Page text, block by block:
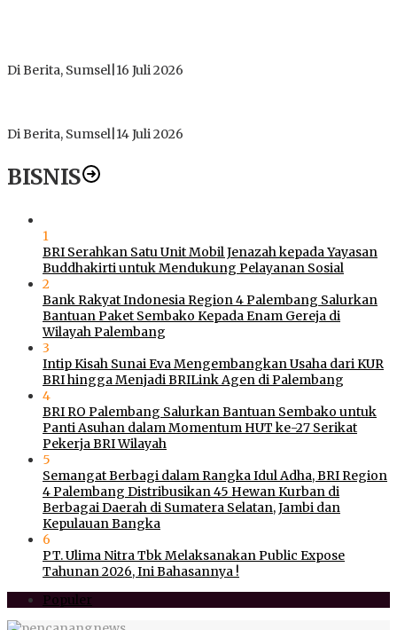
Di Berita, Sumsel 16 Juli 2026
Di Berita, Sumsel 14 Juli 2026
BISNIS
1
BRI Serahkan Satu Unit Mobil Jenazah kepada Yayasan
Buddhakirti untuk Mendukung Pelayanan Sosial
2
Bank Rakyat Indonesia Region 4 Palembang Salurkan
Bantuan Paket Sembako Kepada Enam Gereja di
Wilayah Palembang
3
Intip Kisah Sunai Eva Mengembangkan Usaha dari KUR
BRI hingga Menjadi BRILink Agen di Palembang
4
BRI RO Palembang Salurkan Bantuan Sembako untuk
Panti Asuhan dalam Momentum HUT ke-27 Serikat
Pekerja BRI Wilayah
5
Semangat Berbagi dalam Rangka Idul Adha, BRI Region
4 Palembang Distribusikan 45 Hewan Kurban di
Berbagai Daerah di Sumatera Selatan, Jambi dan
Kepulauan Bangka
6
PT. Ulima Nitra Tbk Melaksanakan Public Expose
Tahunan 2026, Ini Bahasannya !
Populer